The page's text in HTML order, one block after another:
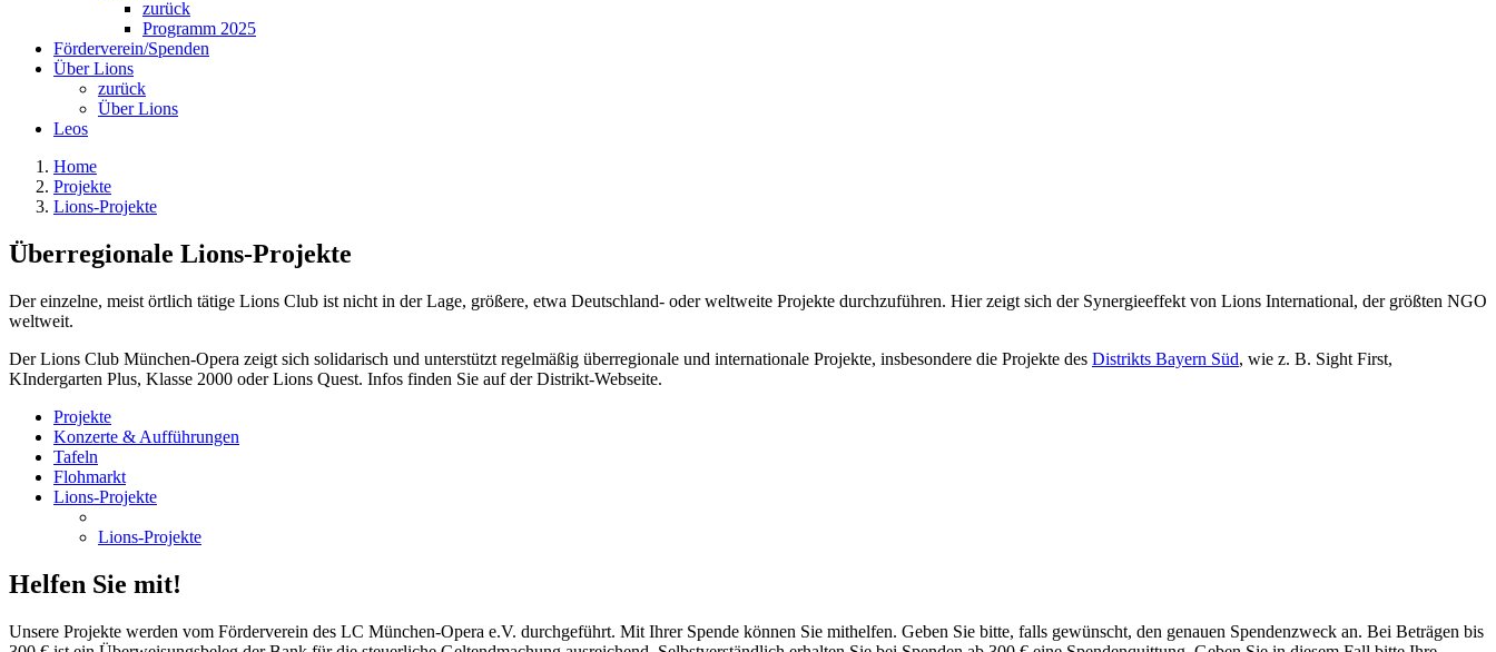
zurück
Programm 2025
Förderverein/Spenden
Über Lions
zurück
Über Lions
Leos
Home
Projekte
Lions-Projekte
Überregionale Lions-Projekte
Der einzelne, meist örtlich tätige Lions Club ist nicht in der Lage, größere, etwa Deutschland- oder weltweite Projekte durchzuführen. Hier zeigt sich der Synergieeffekt von Lions International, der größten NGO
weltweit.
Der Lions Club München-Opera zeigt sich solidarisch und unterstützt regelmäßig überregionale und internationale Projekte, insbesondere die Projekte des Distrikts Bayern Süd, wie z. B. Sight First,
KIndergarten Plus, Klasse 2000 oder Lions Quest. Infos finden Sie auf der Distrikt-Webseite.
Projekte
Konzerte & Aufführungen
Tafeln
Flohmarkt
Lions-Projekte
Lions-Projekte
Helfen Sie mit!
Unsere Projekte werden vom Förderverein des LC München-Opera e.V. durchgeführt. Mit Ihrer Spende können Sie mithelfen. Geben Sie bitte, falls gewünscht, den genauen Spendenzweck an. Bei Beträgen bis